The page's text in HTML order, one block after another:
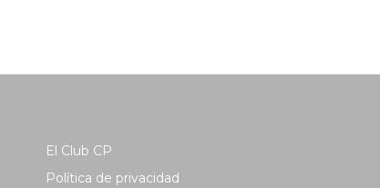
El Club CP
Política de privacidad